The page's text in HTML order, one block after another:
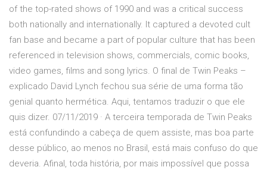
of the top-rated shows of 1990 and was a critical success
both nationally and internationally. It captured a devoted cult
fan base and became a part of popular culture that has been
referenced in television shows, commercials, comic books,
video games, films and song lyrics. O final de Twin Peaks –
explicado David Lynch fechou sua série de uma forma tão
genial quanto hermética. Aqui, tentamos traduzir o que ele
quis dizer. 07/11/2019 · A terceira temporada de Twin Peaks
está confundindo a cabeça de quem assiste, mas boa parte
desse público, ao menos no Brasil, está mais confuso do que
deveria. Afinal, toda história, por mais impossível que possa